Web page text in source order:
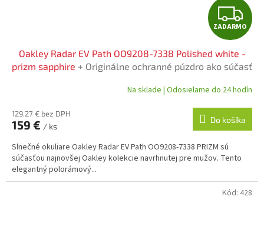
Z
A
D
A
R
M
ZADARMO
Oakley Radar EV Path OO9208-7338 Polished white -
prizm sapphire + Originálne ochranné púzdro ako súčasť
Na sklade | Odosielame do 24 hodín
129.27 € bez DPH
159 € / ks
Do košíka
Slnečné okuliare Oakley Radar EV Path OO9208-7338 PRIZM sú
súčasťou najnovšej Oakley kolekcie navrhnutej pre mužov. Tento
elegantný polorámový...
Kód: 428